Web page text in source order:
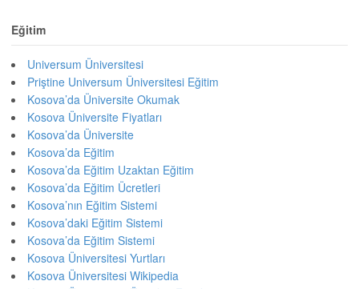
Eğitim
Universum Üniversitesi
Priştine Universum Üniversitesi Eğitim
Kosova’da Üniversite Okumak
Kosova Üniversite Fiyatları
Kosova’da Üniversite
Kosova’da Eğitim
Kosova’da Eğitim Uzaktan Eğitim
Kosova’da Eğitim Ücretleri
Kosova’nın Eğitim Sistemi
Kosova’daki Eğitim Sistemi
Kosova’da Eğitim Sistemi
Kosova Üniversitesi Yurtları
Kosova Üniversitesi Wikipedia